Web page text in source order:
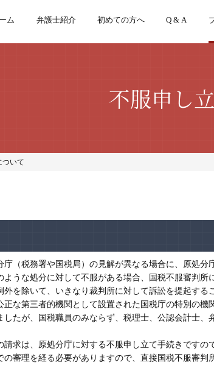
ム 弁護士紹介 初めての方へ Q & A
不服申し
ついて
（税務署や国税局）の見解が異なる場合に、原処
ような処分に対して不服がある場合、国税不服審判
を除いて、いきなり裁判所に対して訴訟を提起する
な第三者的機関として設置された国税庁の特別の
したが、国税職員のみならず、税理士、公認会計士
求は、原処分庁に対する不服申し立て手続きですの
の審理を経る必要がありますので、直接国税不服審